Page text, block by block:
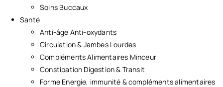
Soins Buccaux
Santé
Anti-âge Anti-oxydants
Circulation & Jambes Lourdes
Compléments Alimentaires Minceur
Constipation Digestion & Transit
Forme Energie, immunité & compléments alimentaires